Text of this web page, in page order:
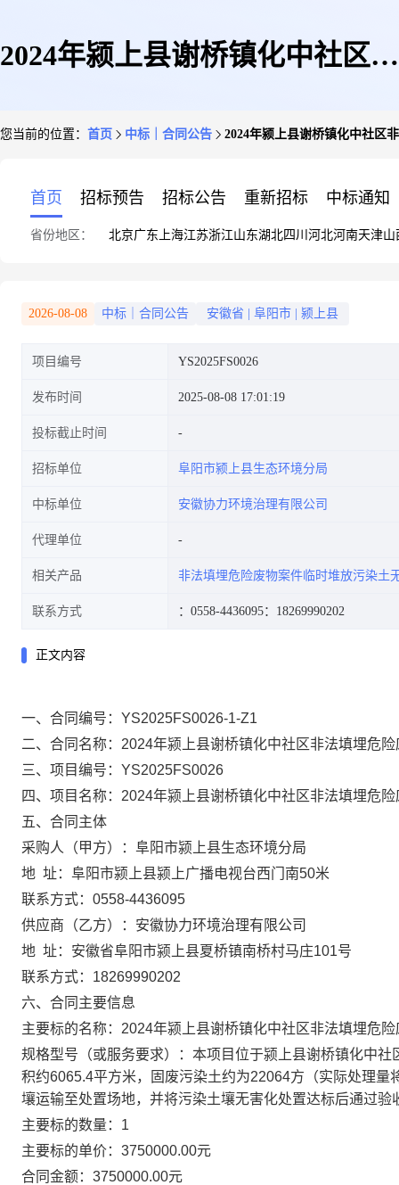
2024年颍上县谢桥镇化中社区非
您当前的位置： 首页 中标｜合同公告 2024年颍上县谢桥镇化中社区
首页 招标预告 招标公告 重新招标 中标通知
省份地区： 北京广东 上海江苏浙江山东湖北四川 河北河南天津山
2026-08-08 中标｜合同公告 安徽省 阜阳市 颍上县
项目编号 YS2025FS0026
发布时间 2025-08-08 17:01:19
投标截止时间
招标单位 阜阳市颍上县生态环境分局
中标单位 安徽协力环境治理有限公司
代理单位
相关产品 非法填埋危险废物案件临时堆放污染土
联系方式 ：0558-4436095：18269990202
正文内容
一、合同编号： YS2025FS0026-1-Z1
二、合同名称： 2024年颍上县谢桥镇化中社区非法填埋危
三、项目编号： YS2025FS0026
四、项目名称： 2024年颍上县谢桥镇化中社区非法填埋危
五、合同主体
采购人（甲方）： 阜阳市颍上县生态环境分局
地 址： 阜阳市颍上县颍上广播电视台西门南50米
联系方式： 0558-4436095
供应商（乙方）： 安徽协力环境治理有限公司
地 址： 安徽省阜阳市颍上县夏桥镇南桥村马庄101号
联系方式： 18269990202
六、合同主要信息
主要标的名称： 2024年颍上县谢桥镇化中社区非法填埋危
规格型号（或服务要求）： 本项目位于颍上县谢桥镇化中社
积约6065.4平方米，固废污染土约为22064方（实际处理
壤运输至处置场地，并将污染土壤无害化处置达标后通过验
主要标的数量： 1
主要标的单价： 3750000.00元
合同金额： 3750000.00元